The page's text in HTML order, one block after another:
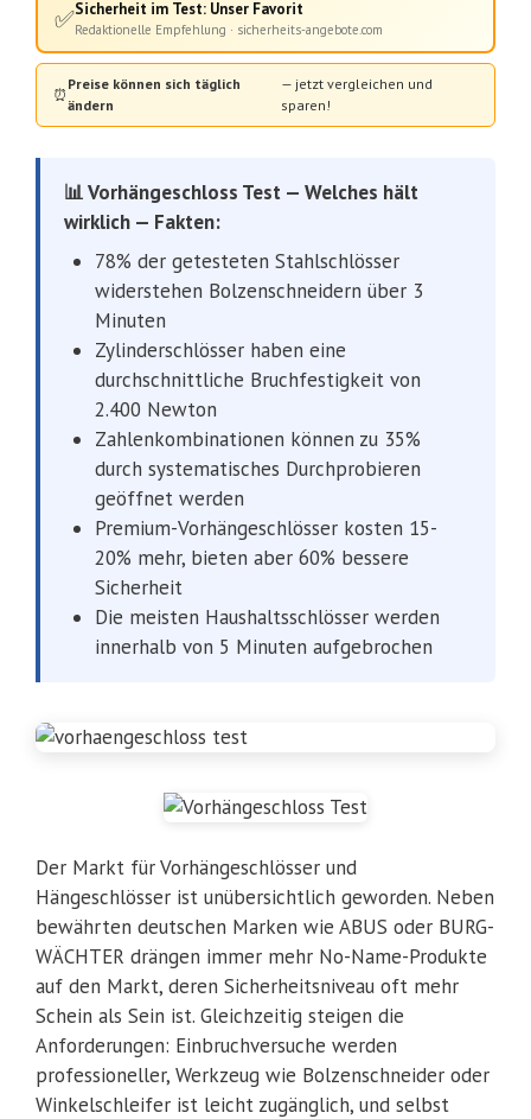
✅Sicherheit im Test: Unser Favorit
Redaktionelle Empfehlung · sicherheits-angebote.com
⏰
Preise können sich täglich
ändern
— jetzt vergleichen und
sparen!
📊 Vorhängeschloss Test — Welches hält
wirklich — Fakten:
78% der getesteten Stahlschlösser
widerstehen Bolzenschneidern über 3
Minuten
Zylinderschlösser haben eine
durchschnittliche Bruchfestigkeit von
2.400 Newton
Zahlenkombinationen können zu 35%
durch systematisches Durchprobieren
geöffnet werden
Premium-Vorhängeschlösser kosten 15-
20% mehr, bieten aber 60% bessere
Sicherheit
Die meisten Haushaltsschlösser werden
innerhalb von 5 Minuten aufgebrochen
Der Markt für Vorhängeschlösser und
Hängeschlösser ist unübersichtlich geworden. Neben
bewährten deutschen Marken wie ABUS oder BURG-
WÄCHTER drängen immer mehr No-Name-Produkte
auf den Markt, deren Sicherheitsniveau oft mehr
Schein als Sein ist. Gleichzeitig steigen die
Anforderungen: Einbruchversuche werden
professioneller, Werkzeug wie Bolzenschneider oder
Winkelschleifer ist leicht zugänglich, und selbst